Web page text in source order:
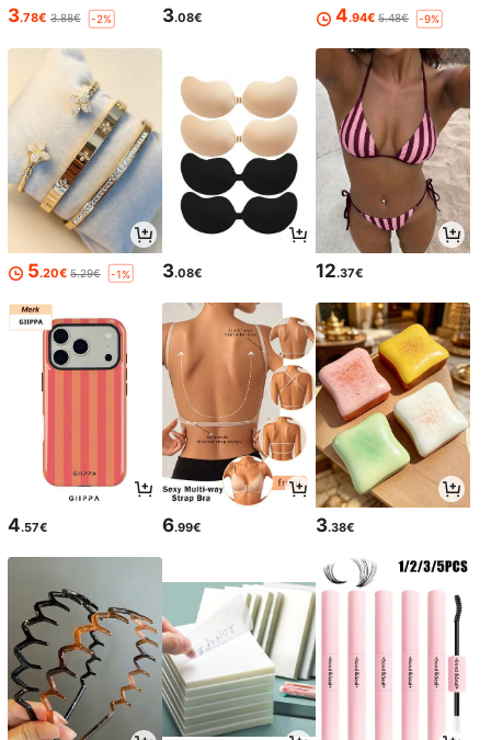
3.78€ 3.88€ -2% 3.08€ 4.94€ 5.48€ -9%
5.20€ 5.29€ -1% 3.08€ 12.37€
4.57€ 6.99€ 3.38€